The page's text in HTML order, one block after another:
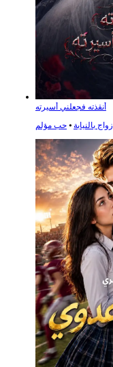
أنقذته فجعلني أسيرته
زواج بالنيابة ⦁ حب مؤلم